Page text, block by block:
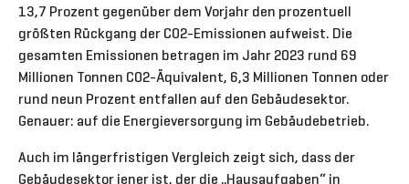
13,7 Prozent gegenüber dem Vorjahr den prozentuell
größten Rückgang der CO2-Emissionen aufweist. Die
gesamten Emissionen betragen im Jahr 2023 rund 69
Millionen Tonnen CO2-Äquivalent, 6,3 Millionen Tonnen oder
rund neun Prozent entfallen auf den Gebäudesektor.
Genauer: auf die Energieversorgung im Gebäudebetrieb.
Auch im längerfristigen Vergleich zeigt sich, dass der
Gebäudesektor jener ist, der die „Hausaufgaben“ in